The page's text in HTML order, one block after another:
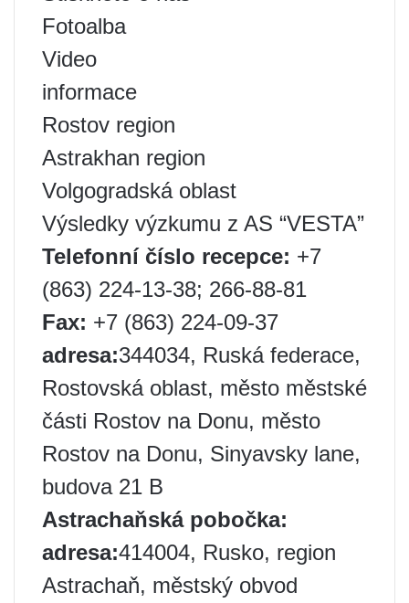
Fotoalba
Video
informace
Rostov region
Astrakhan region
Volgogradská oblast
Výsledky výzkumu z AS “VESTA”
Telefonní číslo recepce: +7
(863) 224-13-38; 266-88-81
Fax: +7 (863) 224-09-37
adresa:344034, Ruská federace,
Rostovská oblast, město městské
části Rostov na Donu, město
Rostov na Donu, Sinyavsky lane,
budova 21 B
Astrachaňská pobočka:
adresa:414004, Rusko, region
Astrachaň, městský obvod